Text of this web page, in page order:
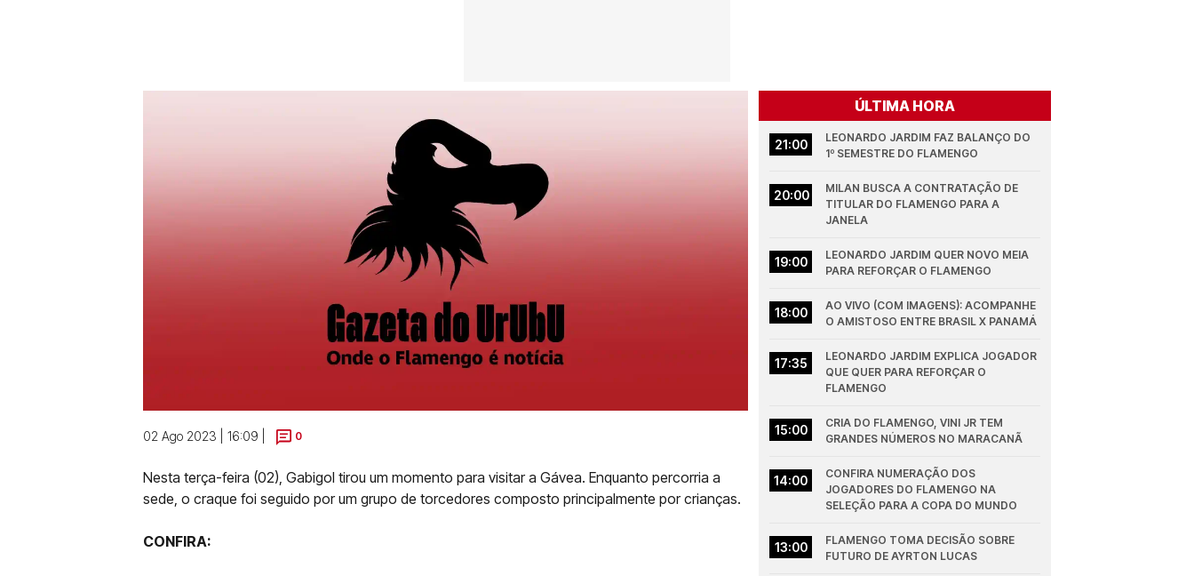
02 Ago 2023 | 16:09 | 0
Nesta terça-feira (02), Gabigol tirou um momento para visitar a Gávea. Enquanto percorria a
sede, o craque foi seguido por um grupo de torcedores composto principalmente por crianças.
CONFIRA:
ÚLTIMA HORA
21:00
LEONARDO JARDIM FAZ BALANÇO DO
1º SEMESTRE DO FLAMENGO
20:00
MILAN BUSCA A CONTRATAÇÃO DE
TITULAR DO FLAMENGO PARA A
JANELA
19:00
LEONARDO JARDIM QUER NOVO MEIA
PARA REFORÇAR O FLAMENGO
18:00
AO VIVO (COM IMAGENS): ACOMPANHE
O AMISTOSO ENTRE BRASIL X PANAMÁ
17:35
LEONARDO JARDIM EXPLICA JOGADOR
QUE QUER PARA REFORÇAR O
FLAMENGO
15:00
CRIA DO FLAMENGO, VINI JR TEM
GRANDES NÚMEROS NO MARACANÃ
14:00
CONFIRA NUMERAÇÃO DOS
JOGADORES DO FLAMENGO NA
SELEÇÃO PARA A COPA DO MUNDO
13:00
FLAMENGO TOMA DECISÃO SOBRE
FUTURO DE AYRTON LUCAS